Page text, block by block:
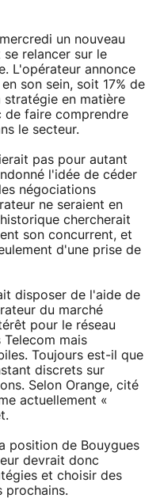
un nouveau
relancer sur le
L'opérateur annonce
en son sein, soit 17% de
en matière
faire comprendre
le secteur.
pas pour autant
l'idée de céder
négociations
ne seraient en
chercherait
son concurrent, et
d'une prise de
disposer de l'aide de
du marché
pour le réseau
Telecom mais
Toujours est-il que
discrets sur
Selon Orange, cité
actuellement «
position de Bouygues
devrait donc
et choisir des
prochains.